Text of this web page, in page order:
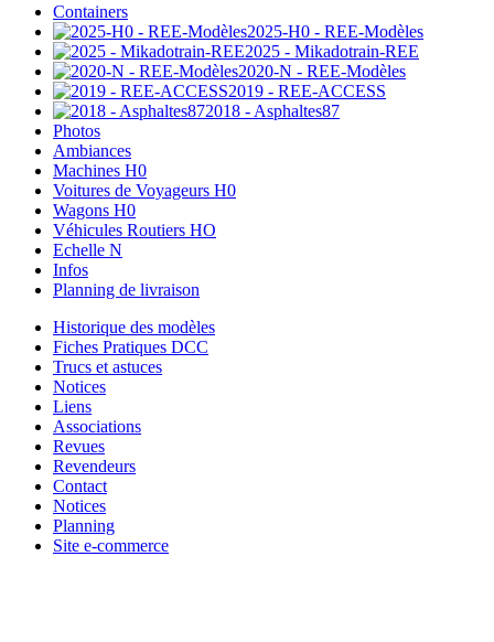
Containers
2025-H0 - REE-Modèles
2025 - Mikadotrain-REE
2020-N - REE-Modèles
2019 - REE-ACCESS
2018 - Asphaltes87
Photos
Ambiances
Machines H0
Voitures de Voyageurs H0
Wagons H0
Véhicules Routiers HO
Echelle N
Infos
Planning de livraison
Historique des modèles
Fiches Pratiques DCC
Trucs et astuces
Notices
Liens
Associations
Revues
Revendeurs
Contact
Notices
Planning
Site e-commerce